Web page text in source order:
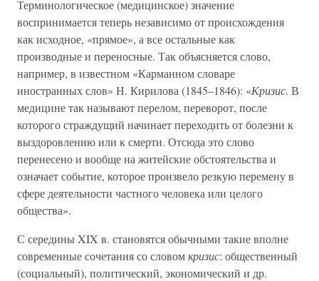
Терминологическое (медицинское) значение
воспринимается теперь независимо от происхождения
как исходное, «прямое», а все остальные как
производные и переносные. Так объясняется слово,
например, в известном «Карманном словаре
иностранных слов» Н. Кирилова (1845–1846): «Кризис. В
медицине так называют перелом, переворот, после
которого страждущий начинает переходить от болезни к
выздоровлению или к смерти. Отсюда это слово
перенесено и вообще на житейские обстоятельства и
означает событие, которое произвело резкую перемену в
сфере деятельности частного человека или целого
общества».
С середины XIX в. становятся обычными такие вполне
современные сочетания со словомкризис: общественный
(социальный), политический, экономический и др.